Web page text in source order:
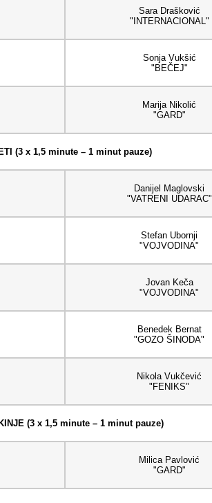
Sara Drašković
"INTERNACIONAL"
Sonja Vukšić
"BEČEJ"
Marija Nikolić
"GARD"
(3 x 1,5 minute – 1 minut pauze)
Danijel Maglovski
"VATRENI UDARAC"
Stefan Ubornji
"VOJVODINA"
Jovan Keča
"VOJVODINA"
Benedek Bernat
"GOZO ŠINODA"
Nikola Vukčević
"FENIKS"
(3 x 1,5 minute – 1 minut pauze)
Milica Pavlović
"GARD"